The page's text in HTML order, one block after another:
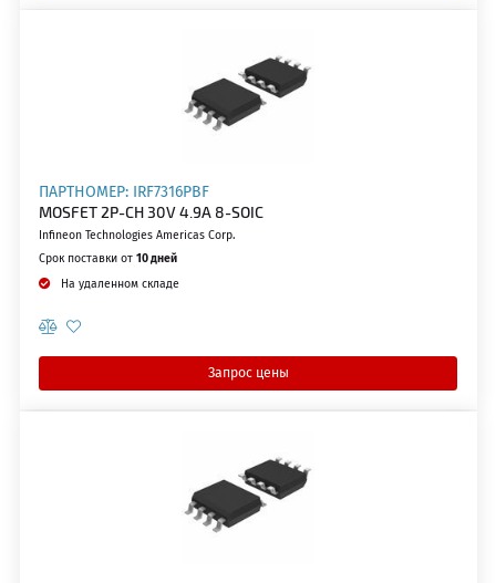
ПАРТНОМЕР: IRF7316PBF
MOSFET 2P-CH 30V 4.9A 8-SOIC
Infineon Technologies Americas Corp.
Срок поставки от 10 дней
На удаленном складе
Запрос цены